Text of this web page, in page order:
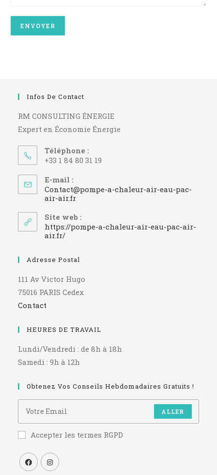
Infos De Contact
RM CONSULTING ÉNERGIE
Expert en Économie Énergie
Téléphone :
+33 1 84 80 31 19
E-mail :
Contact@pompe-a-chaleur-air-eau-pac-
air-air.frS’ouvre
votre
application
Site web :
https://pompe-a-chaleur-air-eau-pac-air-
air.fr/
Adresse Postal
111 Av Victor Hugo
75016 PARIS Cedex
Contact
HEURES DE TRAVAIL
Lundi/Vendredi : de 8h à 18h
Samedi : 9h à 12h
Obtenez Vos Conseils Hebdomadaires Gratuits !
ALLER
Accepter les termes RGPD